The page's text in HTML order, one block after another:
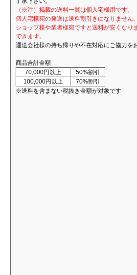
（※注）掲載の送料一覧は個人宅様用です。
個人宅様宛の発送は送料割引きになりません。
ショップ様や業者様宛ですと送料が安くなり
できます。
運送会社様の持ち帰りや不在対応にご協力を
商品合計金額
70,000円以上
50%割引
100,000円以上
70%割引
※送料を含まない税抜き金額が対象です